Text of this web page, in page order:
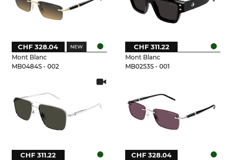
Mont Blanc
MB0484S - 002
CHF 328.04
Mont Blanc
MB0253S - 001
CHF 311.22
CHF 311.22 CHF 328.04